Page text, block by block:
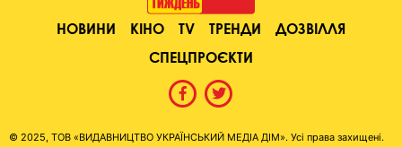
НОВИНИ КІНО TV ТРЕНДИ
ДОЗВІЛЛЯ
СПЕЦПРОЄКТИ
© 2025, ТОВ «ВИДАВНИЦТВО УКРАЇНСЬКИЙ МЕДІА ДІМ». Усі права захищені.